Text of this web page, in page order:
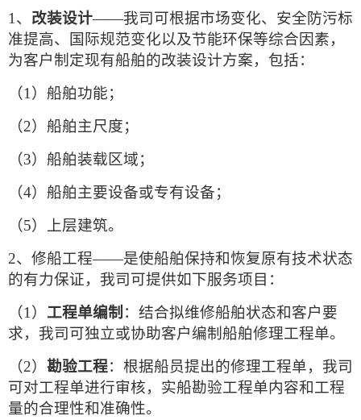
1、 改装设计——我司可根据市场变化、安全防污标
准提高、国际规范变化以及节能环保等综合因素，
为客户制定现有船舶的改装设计方案，包括：
（1） 船舶功能；
（2） 船舶主尺度；
（3） 船舶装载区域；
（4） 船舶主要设备或专有设备；
（5）
上层建筑。
2、 修船工程——是使船舶保持和恢复原有技术状态
的有力保证，我司可提供如下服务项目：
（1） 工程单编制 ：结合拟维修船舶状态和客户要
求，我司可独立或协助客户编制船舶修理工程单。
（2） 勘验工程：根据船员提出的修理工程单，我司
可对工程单进行审核，实船勘验工程单内容和工程
量的合理性和准确性。